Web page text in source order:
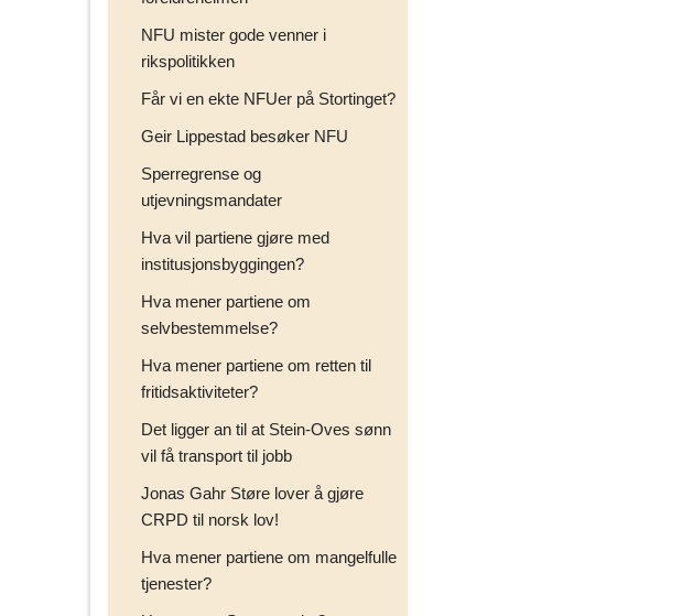
NFU mister gode venner i
rikspolitikken
Får vi en ekte NFUer på Stortinget?
Geir Lippestad besøker NFU
Sperregrense og
utjevningsmandater
Hva vil partiene gjøre med
institusjonsbyggingen?
Hva mener partiene om
selvbestemmelse?
Hva mener partiene om retten til
fritidsaktiviteter?
Det ligger an til at Stein-Oves sønn
vil få transport til jobb
Jonas Gahr Støre lover å gjøre
CRPD til norsk lov!
Hva mener partiene om mangelfulle
tjenester?